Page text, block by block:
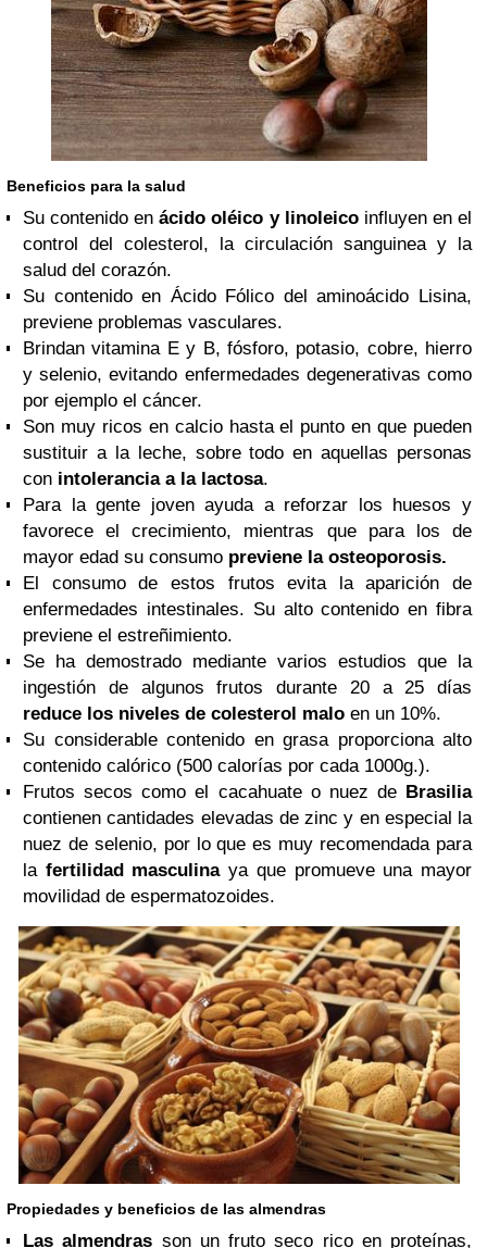
Beneficios para la salud
Su contenido enácido oléico y linoleicoinfluyen en el
control del colesterol, la circulación sanguinea y la
salud del corazón.
Su contenido en Ácido Fólico del aminoácido Lisina,
previene problemas vasculares.
Brindan vitamina E y B, fósforo, potasio, cobre, hierro
y selenio, evitando enfermedades degenerativas como
por ejemplo el cáncer.
Son muy ricos en calcio hasta el punto en que pueden
sustituir a la leche, sobre todo en aquellas personas
con intolerancia a la lactosa.
Para la gente joven ayuda a reforzar los huesos y
favorece el crecimiento, mientras que para los de
mayor edad su consumo previene la osteoporosis.
El consumo de estos frutos evita la aparición de
enfermedades intestinales. Su alto contenido en fibra
previene el estreñimiento.
Se ha demostrado mediante varios estudios que la
ingestión de algunos frutos durante 20 a 25 días
reduce los niveles de colesterol malo en un 10%.
Su considerable contenido en grasa proporciona alto
contenido calórico (500 calorías por cada 1000g.).
Frutos secos como el cacahuate o nuez de Brasilia
contienen cantidades elevadas de zinc y en especial la
nuez de selenio, por lo que es muy recomendada para
lafertilidad masculinaya que promueve una mayor
movilidad de espermatozoides.
Propiedades y beneficios de las almendras
Las almendras son un fruto seco rico en proteínas,